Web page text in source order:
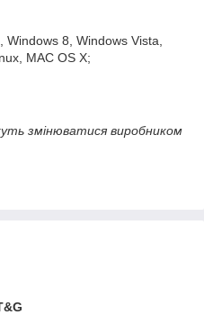
8, Windows Vista,
MAC OS X;
змінюватися виробником